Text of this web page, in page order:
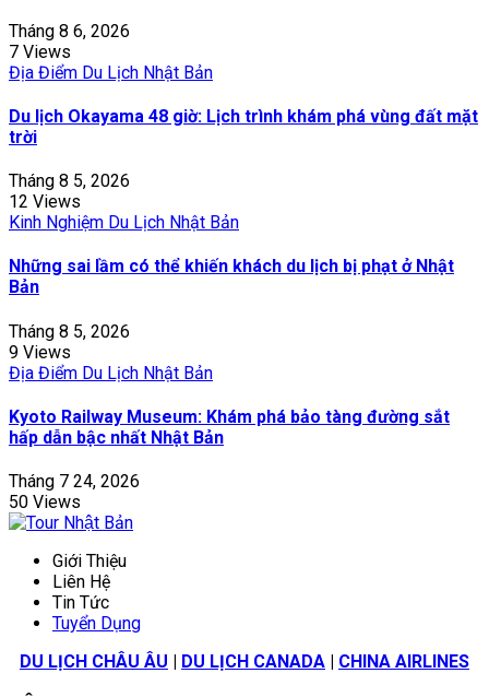
Tháng 8 6, 2026
7 Views
Địa Điểm Du Lịch Nhật Bản
Du lịch Okayama 48 giờ: Lịch trình khám phá vùng đất mặt
trời
Tháng 8 5, 2026
12 Views
Kinh Nghiệm Du Lịch Nhật Bản
Những sai lầm có thể khiến khách du lịch bị phạt ở Nhật
Bản
Tháng 8 5, 2026
9 Views
Địa Điểm Du Lịch Nhật Bản
Kyoto Railway Museum: Khám phá bảo tàng đường sắt
hấp dẫn bậc nhất Nhật Bản
Tháng 7 24, 2026
50 Views
Giới Thiệu
Liên Hệ
Tin Tức
Tuyển Dụng
DU LỊCH CHÂU ÂU
DU LỊCH CANADA CHINA AIRLINES